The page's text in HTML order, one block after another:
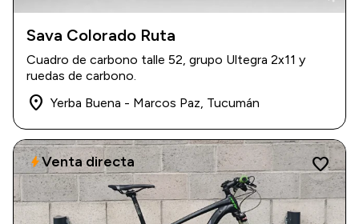
USD 2.200
Sava Colorado Ruta
Cuadro de carbono talle 52, grupo Ultegra 2x11 y
ruedas de carbono.
place Yerba Buena - Marcos Paz, Tucumán
favorite
boltVenta directa